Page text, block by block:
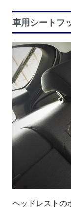
車用シートフ
ヘッドレストの